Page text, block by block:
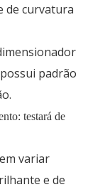
de curvatura
padrão
testará de
variar
e de